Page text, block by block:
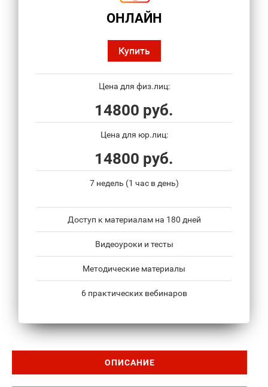
ОНЛАЙН
Купить
Цена для физ.лиц:
14800 руб.
Цена для юр.лиц:
14800 руб.
7 недель (1 час в день)
Доступ к материалам на 180 дней
Видеоуроки и тесты
Методические материалы
6 практических вебинаров
ОПИСАНИЕ